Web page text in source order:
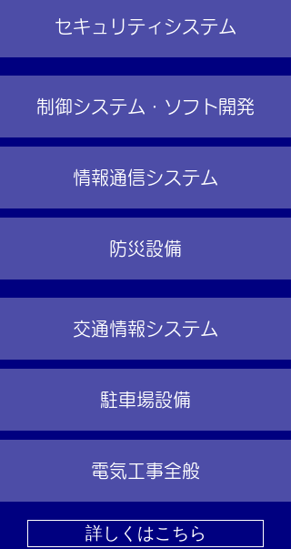
セキュリティシステム
制御システム・ソフト開発
情報通信システム
防災設備
交通情報システム
駐車場設備
電気工事全般
詳しくはこちら